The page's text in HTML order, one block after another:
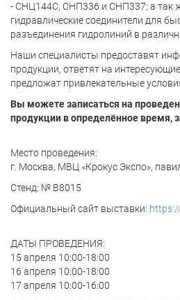
- СНЦ144С, СНП336 и СНП337; а так
гидравлические соединители для
разъединения гидролиний в
Наши специалисты предоставят
продукции, ответят на
предложат привлекательные
Вы можете записаться на
продукции в определённое время,
Место проведения:
г. Москва, МВЦ «Крокус Экспо»,
Стенд: № B8015
Официальный сайт выставки:
ДАТЫ ПРОВЕДЕНИЯ:
15 апреля 10:00-18:00
16 апреля 10:00-18:00
17 апреля 10:00-16:00